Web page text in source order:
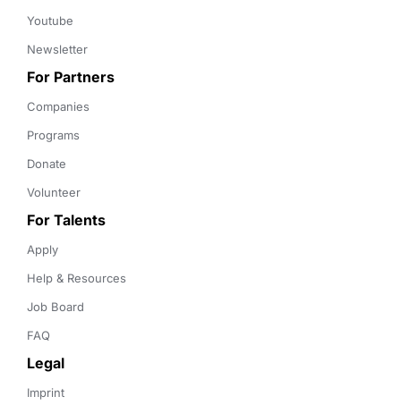
Youtube
Newsletter
For Partners
Companies
Programs
Donate
Volunteer
For Talents
Apply
Help & Resources
Job Board
FAQ
Legal
Imprint